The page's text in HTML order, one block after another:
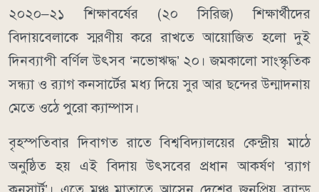
২০২০–২১ শিক্ষাবর্ষের (২০ সিরিজ) শিক্ষার্থীদের
বিদায়বেলাকে স্মরণীয় করে রাখতে আয়োজিত হলো দুই
দিনব্যাপী বর্ণিল উৎসব ‘নভোঋদ্ধ’ ২০। জমকালো সাংস্কৃতিক
সন্ধ্যা ও র‍্যাগ কনসার্টের মধ্য দিয়ে সুর আর ছন্দের উন্মাদনায়
মেতে ওঠে পুরো ক্যাম্পাস।
বৃহস্পতিবার দিবাগত রাতে বিশ্ববিদ্যালয়ের কেন্দ্রীয় মাঠে
অনুষ্ঠিত হয় এই বিদায় উৎসবের প্রধান আকর্ষণ ‘র‍্যাগ